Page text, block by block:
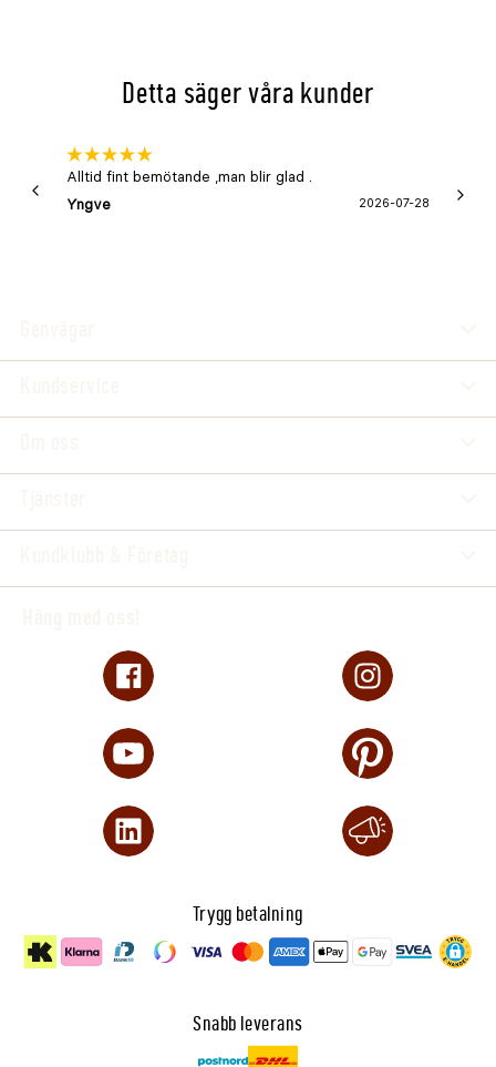
Detta säger våra kunder
Alltid fint bemötande ,man blir glad .
Yngve
2026-07-28
Trygg betalning
Snabb leverans